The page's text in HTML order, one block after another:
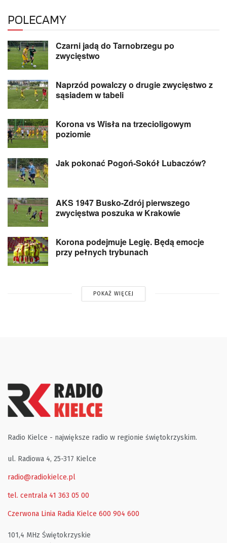
POLECAMY
Czarni jadą do Tarnobrzegu po
zwycięstwo
Naprzód powalczy o drugie zwycięstwo z
sąsiadem w tabeli
Korona vs Wisła na trzecioligowym
poziomie
Jak pokonać Pogoń-Sokół Lubaczów?
AKS 1947 Busko-Zdrój pierwszego
zwycięstwa poszuka w Krakowie
Korona podejmuje Legię. Będą emocje
przy pełnych trybunach
POKAŻ WIĘCEJ
Radio Kielce - największe radio w regionie świętokrzyskim.
ul. Radiowa 4, 25-317 Kielce
radio@radiokielce.pl
tel. centrala 41 363 05 00
Czerwona Linia Radia Kielce 600 904 600
101,4 MHz Świętokrzyskie